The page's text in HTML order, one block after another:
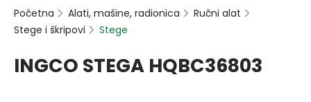
Početna Alati, mašine, radionica
Ručni alat
Stege i škripovi
Stege
INGCO STEGA HQBC36803